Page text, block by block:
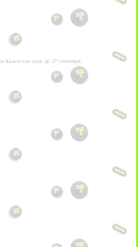
Казахстан срок до 27 сентября